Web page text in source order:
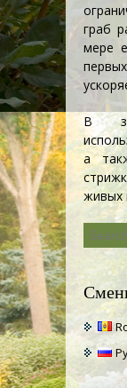
граб
мере
В
а
живых